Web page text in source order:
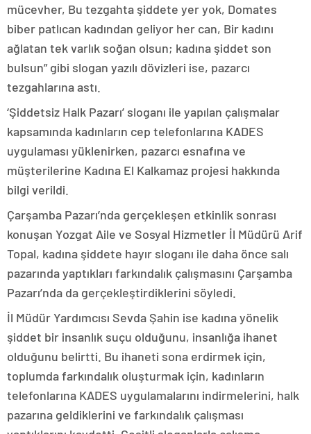
mücevher, Bu tezgahta şiddete yer yok, Domates
biber patlıcan kadından geliyor her can, Bir kadını
ağlatan tek varlık soğan olsun; kadına şiddet son
bulsun” gibi slogan yazılı dövizleri ise, pazarcı
tezgahlarına astı.
‘Şiddetsiz Halk Pazarı’ sloganı ile yapılan çalışmalar
kapsamında kadınların cep telefonlarına KADES
uygulaması yüklenirken, pazarcı esnafına ve
müşterilerine Kadına El Kalkamaz projesi hakkında
bilgi verildi.
Çarşamba Pazarı’nda gerçekleşen etkinlik sonrası
konuşan Yozgat Aile ve Sosyal Hizmetler İl Müdürü Arif
Topal, kadına şiddete hayır sloganı ile daha önce salı
pazarında yaptıkları farkındalık çalışmasını Çarşamba
Pazarı’nda da gerçekleştirdiklerini söyledi.
İl Müdür Yardımcısı Sevda Şahin ise kadına yönelik
şiddet bir insanlık suçu olduğunu, insanlığa ihanet
olduğunu belirtti. Bu ihaneti sona erdirmek için,
toplumda farkındalık oluşturmak için, kadınların
telefonlarına KADES uygulamalarını indirmelerini, halk
pazarına geldiklerini ve farkındalık çalışması